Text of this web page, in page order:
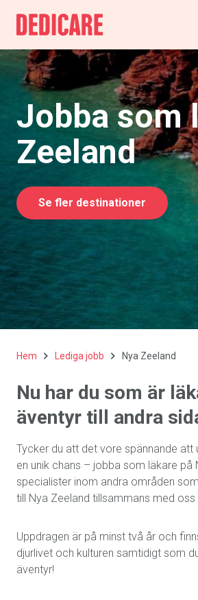
Jobba som
Zeeland
Se fler destinationer
Hem Lediga jobb Nya Zeeland
Nu har du som är
äventyr till andra
Tycker du att det vore spännande att
en unik chans – jobba som läkare
specialister inom andra områden
till Nya Zeeland tillsammans med
Uppdragen är på minst två år och
djurlivet och kulturen samtidigt som
äventyr!